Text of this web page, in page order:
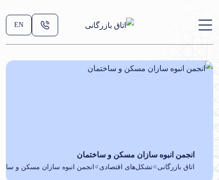
EN
انجمن انبوه سازان مسکن و ساختمان
اتاق بازرگانی تشکل‌های اقتصادی انجمن انبوه سازان مسکن و